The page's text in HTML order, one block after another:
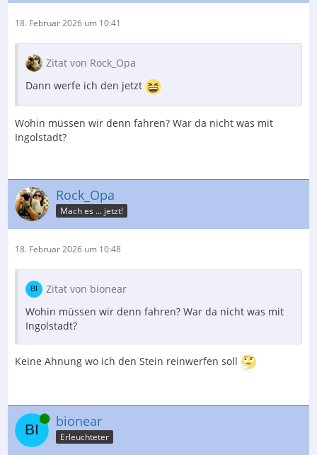
18. Februar 2026 um 10:41
Zitat von Rock_Opa
Dann werfe ich den jetzt
Wohin müssen wir denn fahren? War da nicht was mit
Ingolstadt?
Rock_Opa
Mach es ... jetzt!
18. Februar 2026 um 10:48
Zitat von bionear
Wohin müssen wir denn fahren? War da nicht was mit
Ingolstadt?
Keine Ahnung wo ich den Stein reinwerfen soll
Online bionear
Erleuchteter